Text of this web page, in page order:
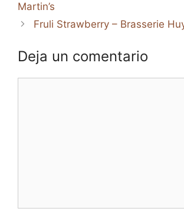
Martin’s
Fruli Strawberry – Brasserie
Deja un comentario